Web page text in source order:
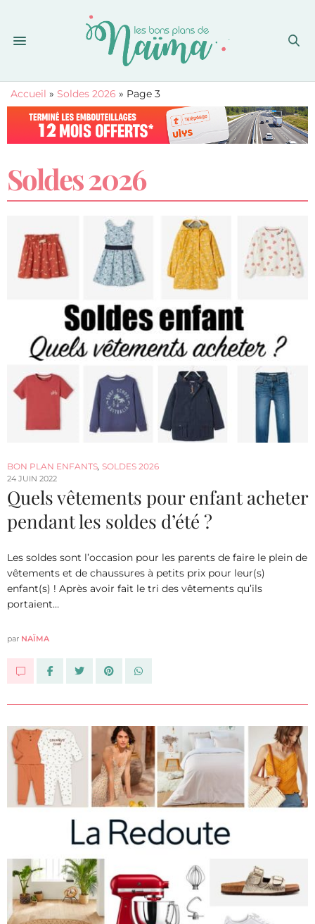
Accueil » Soldes 2026 » Page 3
Soldes 2026
BON PLAN ENFANTS, SOLDES 2026
24 JUIN 2022
Quels vêtements pour enfant acheter
pendant les soldes d’été ?
Les soldes sont l’occasion pour les parents de faire le plein de
vêtements et de chaussures à petits prix pour leur(s)
enfant(s) ! Après avoir fait le tri des vêtements qu’ils
portaient…
par NAÏMA